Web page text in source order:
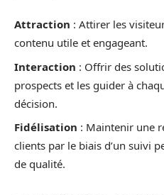
Attraction : Attirer les
contenu utile et engageant.
Interaction : Offrir des
prospects et les guider à
décision.
Fidélisation : Maintenir une
clients par le biais d’un suivi
de qualité.